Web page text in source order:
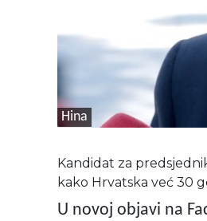
Hina
Kandidat za
kako Hrvatska već 30
U novoj objavi na